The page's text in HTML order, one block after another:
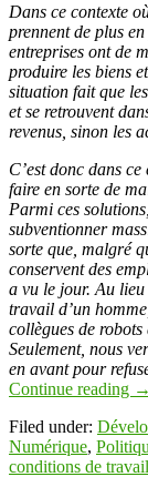
Dans ce contexte
prennent de plus
entreprises ont de
produire les biens
situation fait que
et se retrouvent
revenus, sinon les
C’est donc dans
faire en sorte de
Parmi ces
subventionner
sorte que, malgré
conservent des
a vu le jour. Au lieu
travail d’un
collègues de
Seulement, nous
en avant pour
Continue reading →
Filed under:
Numérique,
conditions de travail